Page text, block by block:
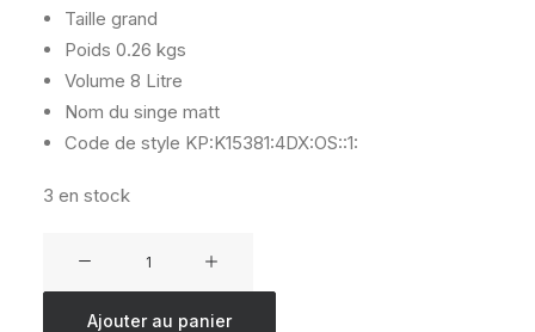
Taille grand
Poids 0.26 kgs
Volume 8 Litre
Nom du singe matt
Code de style KP:K15381:4DX:OS::1:
3 en stock
Ajouter au panier